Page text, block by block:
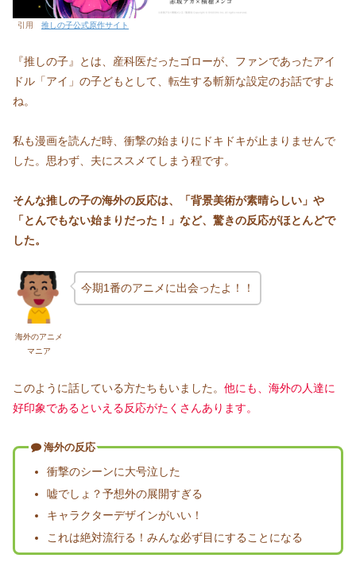
引用 推しの子公式原作サイト
『推しの子』とは、産科医だったゴローが、ファンであったアイ
ドル「アイ」の子どもとして、転生する斬新な設定のお話ですよ
ね。
私も漫画を読んだ時、衝撃の始まりにドキドキが止まりませんで
した。思わず、夫にススメてしまう程です。
そんな推しの子の海外の反応は、「背景美術が素晴らしい」や
「とんでもない始まりだった！」など、驚きの反応がほとんどで
した。
海外のアニメ
マニア
今期1番のアニメに出会ったよ！！
このように話している方たちもいました。 他にも、海外の人達に
好印象であるといえる反応がたくさんあります。
海外の反応
衝撃のシーンに大号泣した
嘘でしょ？予想外の展開すぎる
キャラクターデザインがいい！
これは絶対流行る！みんな必ず目にすることになる